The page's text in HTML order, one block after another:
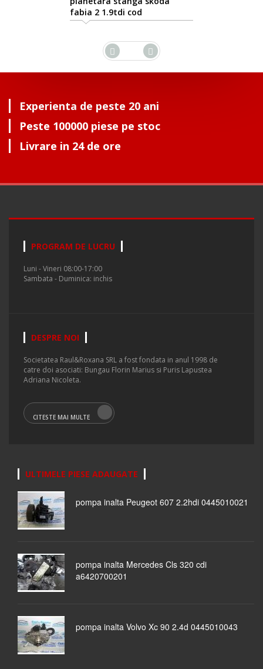
Experienta de peste 20 ani
Peste 100000 piese pe stoc
Livrare in 24 de ore
PROGRAM DE LUCRU
Luni - Vineri 08:00-17:00
Sambata - Duminica: inchis
DESPRE NOI
Societatea Raul&Roxana SRL a fost fondata in anul 1998 de
catre doi asociati: Bungau Florin Marius si Puris Lapustea
Adriana Nicoleta.
CITESTE MAI MULTE
ULTIMELE PIESE ADAUGATE
pompa inalta Peugeot 607 2.2hdi 0445010021
pompa inalta Mercedes Cls 320 cdi
a6420700201
pompa inalta Volvo Xc 90 2.4d 0445010043